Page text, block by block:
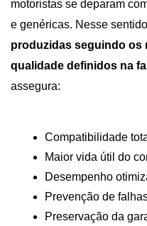
motoristas se deparam
e genéricas. Nesse
produzidas seguindo os
qualidade definidos na
assegura:
Compatibilidade
Maior vida útil do
Desempenho
Prevenção de
Preservação da